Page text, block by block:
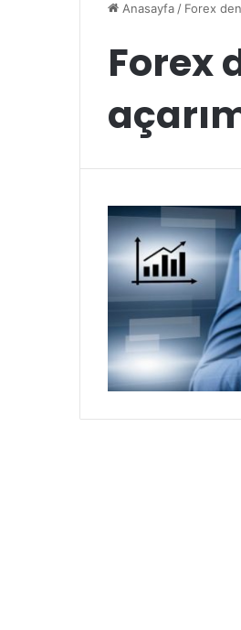
Anasayfa / Forex
Forex